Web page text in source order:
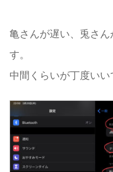
亀さんが遅い、兎さ
す。
中間くらいが丁度いい